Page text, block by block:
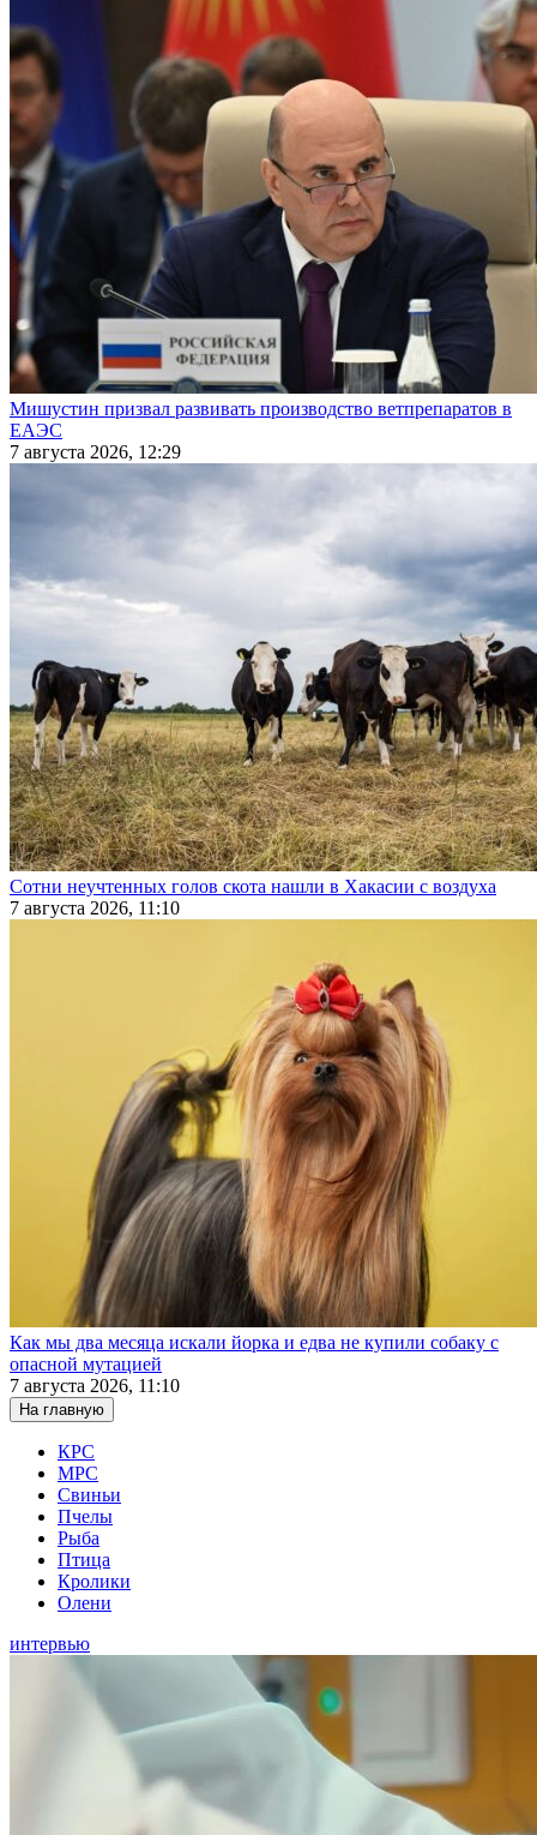
Мишустин призвал развивать производство ветпрепаратов в
ЕАЭС
7 августа 2026, 12:29
Сотни неучтенных голов скота нашли в Хакасии с воздуха
7 августа 2026, 11:10
Как мы два месяца искали йорка и едва не купили собаку с
опасной мутацией
7 августа 2026, 11:10
На главную
КРС
МРС
Свиньи
Пчелы
Рыба
Птица
Кролики
Олени
интервью